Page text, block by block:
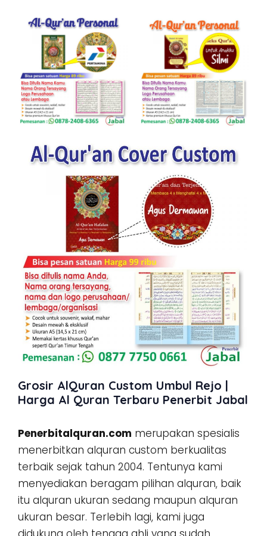
Grosir AlQuran Custom Umbul Rejo |
Harga Al Quran Terbaru Penerbit Jabal
Penerbitalquran.com merupakan spesialis
menerbitkan alquran custom berkualitas
terbaik sejak tahun 2004. Tentunya kami
menyediakan beragam pilihan alquran, baik
itu alquran ukuran sedang maupun alquran
ukuran besar. Terlebih lagi, kami juga